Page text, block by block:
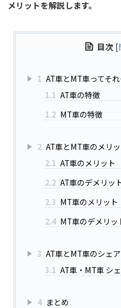
メリットを解説します。
目次 [
1 AT車とMT車ってそ
1.1 AT車の特徴
1.2 MT車の特徴
2 AT車とMT車のメリ
2.1 AT車のメリット
2.2 AT車のデメリッ
2.3 MT車のメリット
2.4 MT車のデメリッ
3 AT車とMT車のシェア
3.1 AT車・MT車 シ
4 まとめ